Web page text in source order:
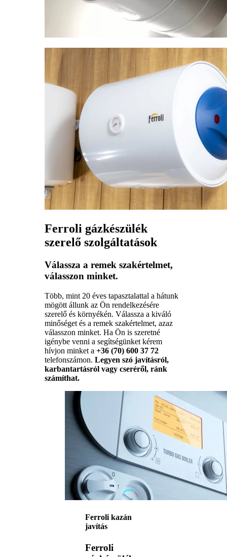
Ferroli gázkészülék
szerelő szolgáltatások
Válassza a remek szakértelmet,
válasszon minket.
Több, mint 20 éves tapasztalattal a hátunk
mögött állunk az Ön rendelkezésére
szerelő és környékén. Válassza a kiváló
minőséget és a remek szakértelmet, azaz
válasszon minket. Ha Ön is szeretné
igénybe venni a segítségünket kérem
hívjon minket a +36 (70) 600 37 72
telefonszámon. Legyen szó javításról,
karbantartásról vagy cseréről, ránk
számíthat.
Ferroli kazán
javítás
Ferroli